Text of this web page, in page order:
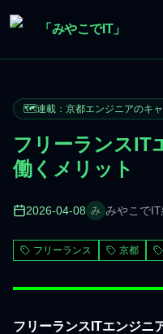
「みやこでIT」
🗺️連載：京都エンジニアのキ
フリーランスIT
働くメリット
2026-04-08 み みやこで
フリーランス 京都
フリーランスITエンジニ